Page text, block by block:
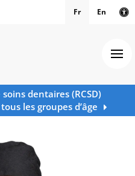
Fr En
dentaires (RCSD)
les groupes d’âge